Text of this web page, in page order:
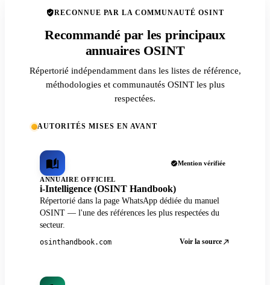
RECONNUE PAR LA COMMUNAUTÉ OSINT
Recommandé par les principaux
annuaires OSINT
Répertorié indépendamment dans les listes de référence,
méthodologies et communautés OSINT les plus
respectées.
AUTORITÉS MISES EN AVANT
Mention vérifiée
ANNUAIRE OFFICIEL
i-Intelligence (OSINT Handbook)
Répertorié dans la page WhatsApp dédiée du manuel
OSINT — l'une des références les plus respectées du
secteur.
osinthandbook.com Voir la source